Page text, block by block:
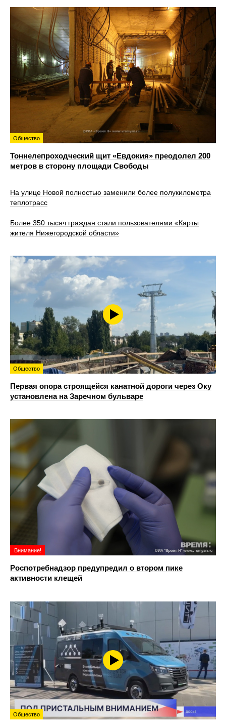
Общество
Тоннелепроходческий щит «Евдокия» преодолел 200
метров в сторону площади Свободы
На улице Новой полностью заменили более полукилометра
теплотрасс
Более 350 тысяч граждан стали пользователями «Карты
жителя Нижегородской области»
Общество
Первая опора строящейся канатной дороги через Оку
установлена на Заречном бульваре
Внимание!
Роспотребнадзор предупредил о втором пике
активности клещей
Общество